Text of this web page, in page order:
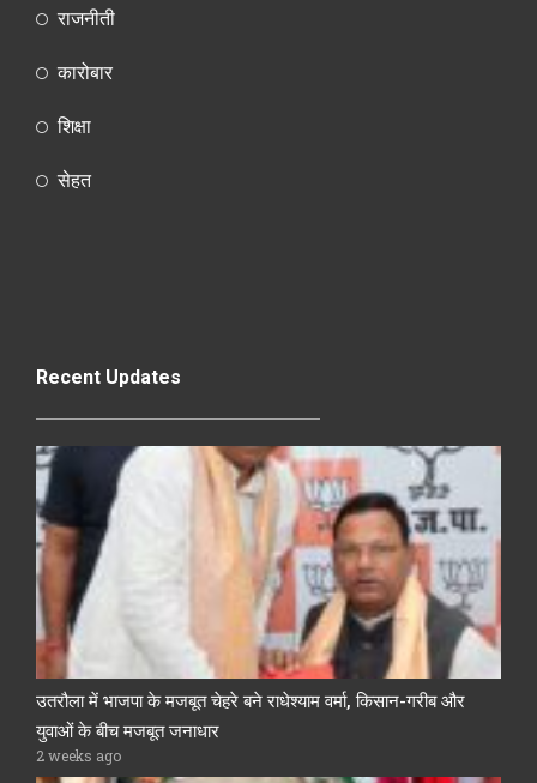
राजनीती
कारोबार
शिक्षा
सेहत
Recent Updates
उतरौला में भाजपा के मजबूत चेहरे बने राधेश्याम वर्मा, किसान-गरीब और
युवाओं के बीच मजबूत जनाधार
2 weeks ago